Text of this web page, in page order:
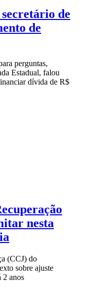
de
de
perguntas,
Estadual, falou
dívida de R$
nesta
(CCJ) do
sobre ajuste
2 anos